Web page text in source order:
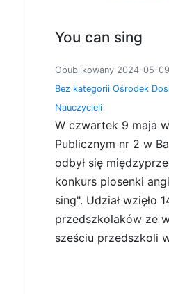
You can sing
Opublikowany 2024-05-
Bez kategorii Ośrodek
Nauczycieli
W czwartek 9 maja
Publicznym nr 2 w
odbył się
konkurs piosenki
sing". Udział wzięło
przedszkolaków ze
sześciu przedszkoli